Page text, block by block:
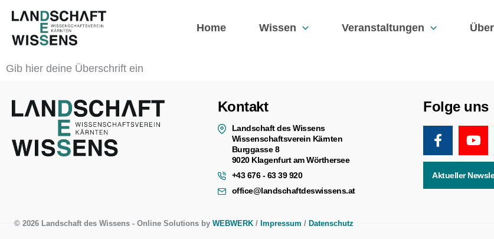
Inhalt
springen
Home Wissen Veranstaltungen
Gib hier deine Überschrift ein
Kontakt
Landschaft des Wissens
Wissenschaftsverein Kärnten
Burggasse 8
9020 Klagenfurt am Wörthersee
+43 676 - 63 39 920
office@landschaftdeswissens.at
Folge uns
Aktueller
© 2026 Landschaft des Wissens - Online Solutions by WEBWERK / Impressum / Datenschutz